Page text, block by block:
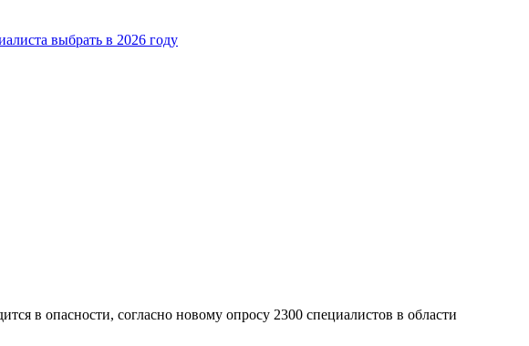
выбрать в 2026 году
в опасности, согласно новому опросу 2300 специалистов в области